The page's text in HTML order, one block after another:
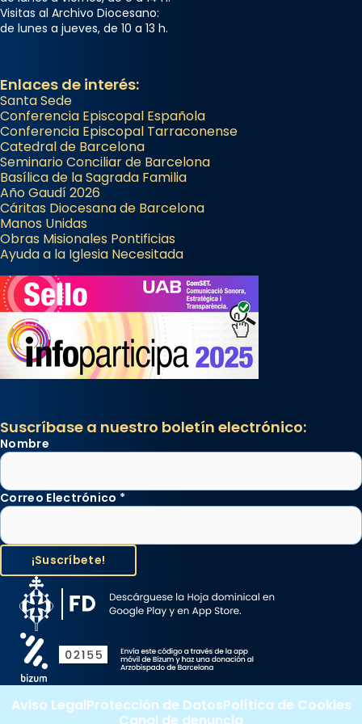
Visitas al Archivo Diocesano:
de lunes a jueves, de 10 a 13 h.
Enlaces de interés:
Santa Sede
Conferencia Episcopal Española
Conferencia Episcopal Tarraconense
Catedral de Barcelona
Seminario Conciliar de Barcelona
Basílica de la Sagrada Familia
Año Gaudí 2026
Cáritas Diocesana de Barcelona
Manos Unidas
Obras Misionales Pontificias
Ayuda a la Iglesia Necesitada
Suscríbase a nuestro boletín electrónico:
Nombre
Correo Electrónico *
Aviso LegalProtección de DatosPolítica de Cookies